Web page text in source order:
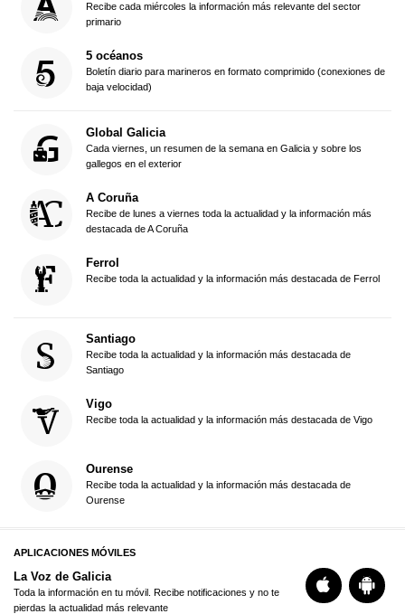
Recibe cada miércoles la información más relevante del sector
primario
5 océanos
Boletín diario para marineros en formato comprimido (conexiones de
baja velocidad)
Global Galicia
Cada viernes, un resumen de la semana en Galicia y sobre los
gallegos en el exterior
A Coruña
Recibe de lunes a viernes toda la actualidad y la información más
destacada de A Coruña
Ferrol
Recibe toda la actualidad y la información más destacada de Ferrol
Santiago
Recibe toda la actualidad y la información más destacada de
Santiago
Vigo
Recibe toda la actualidad y la información más destacada de Vigo
Ourense
Recibe toda la actualidad y la información más destacada de
Ourense
APLICACIONES MÓVILES
La Voz de Galicia
Toda la información en tu móvil. Recibe notificaciones y no te
pierdas la actualidad más relevante